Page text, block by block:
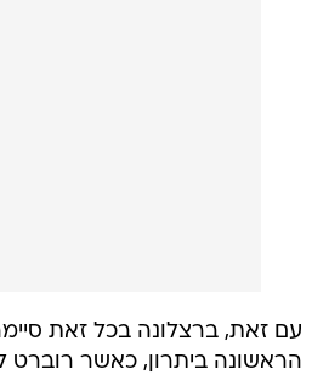
עם זאת, ברצלונה בכל זאת
הראשונה ביתרון, כאשר רוברט